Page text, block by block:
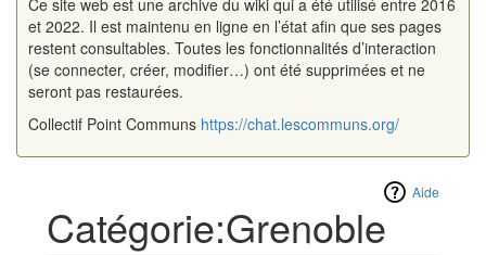
Ce site web est une archive du wiki qui a été utilisé entre 2016
et 2022. Il est maintenu en ligne en l’état afin que ses pages
restent consultables. Toutes les fonctionnalités d’interaction
(se connecter, créer, modifier…) ont été supprimées et ne
seront pas restaurées.
Collectif Point Communs https://chat.lescommuns.org/
Aide
Catégorie:Grenoble